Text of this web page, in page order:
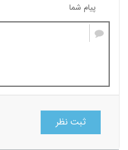
پیام شما
ثبت نظر